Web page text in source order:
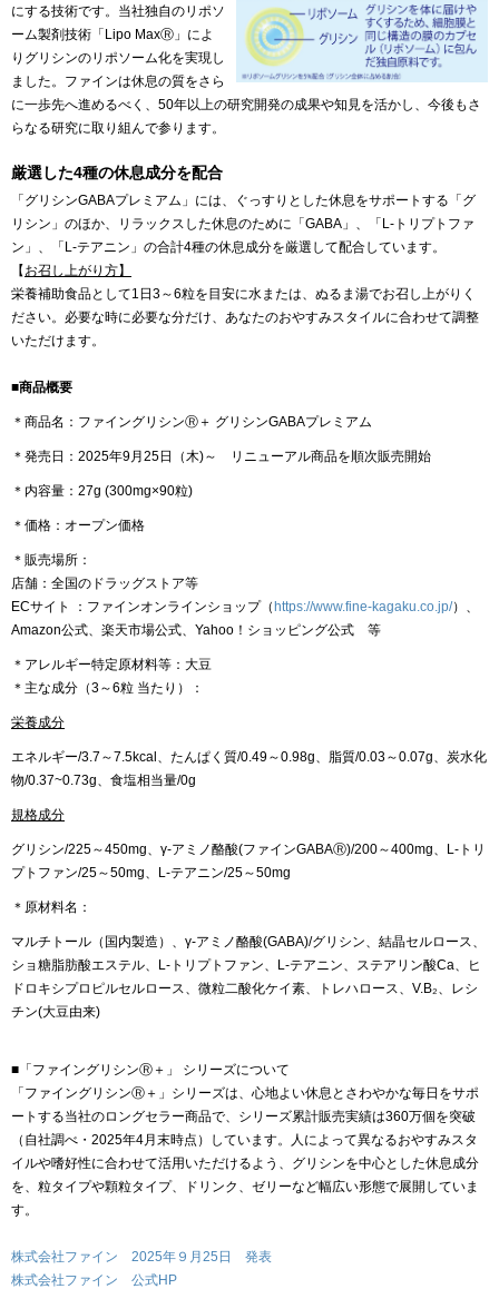
にする技術です。当社独自のリポソ
ーム製剤技術「Lipo MaxⓇ」によ
りグリシンのリポソーム化を実現し
ました。ファインは休息の質をさら
に一歩先へ進めるべく、50年以上の研究開発の成果や知見を活かし、今後もさ
らなる研究に取り組んで参ります。
厳選した4種の休息成分を配合
「グリシンGABAプレミアム」には、ぐっすりとした休息をサポートする「グ
リシン」のほか、リラックスした休息のために「GABA」、「L-トリプトファ
ン」、「L-テアニン」の合計4種の休息成分を厳選して配合しています。
【 お召し上がり方】
栄養補助食品として1日3～6粒を目安に水または、ぬるま湯でお召し上がりく
ださい。必要な時に必要な分だけ、あなたのおやすみスタイルに合わせて調整
いただけます。
■商品概要
＊商品名：ファイングリシンⓇ＋ グリシンGABAプレミアム
＊発売日：2025年9月25日（木)～ リニューアル商品を順次販売開始
＊内容量：27g (300mg×90粒)
＊価格：オープン価格
＊販売場所：
店舗：全国のドラッグストア等
ECサイト ：ファインオンラインショップ（ https://www.fine-kagaku.co.jp/）、
Amazon公式、楽天市場公式、Yahoo！ショッピング公式 等
＊アレルギー特定原材料等：大豆
＊主な成分（3～6粒 当たり）：
栄養成分
エネルギー/3.7～7.5kcal、たんぱく質/0.49～0.98g、脂質/0.03～0.07g、炭水化
物/0.37~0.73g、食塩相当量/0g
規格成分
グリシン/225～450mg、γ-アミノ酪酸(ファインGABAⓇ)/200～400mg、L-トリ
プトファン/25～50mg、L-テアニン/25～50mg
＊原材料名：
マルチトール（国内製造）、γ-アミノ酪酸(GABA)/グリシン、結晶セルロース、
ショ糖脂肪酸エステル、L-トリプトファン、L-テアニン、ステアリン酸Ca、ヒ
ドロキシプロピルセルロース、微粒二酸化ケイ素、トレハロース、V.B₂、レシ
チン(大豆由来)
■「ファイングリシンⓇ＋」 シリーズについて
「ファイングリシンⓇ＋」シリーズは、心地よい休息とさわやかな毎日をサポ
ートする当社のロングセラー商品で、シリーズ累計販売実績は360万個を突破
（自社調べ・2025年4月末時点）しています。人によって異なるおやすみスタ
イルや嗜好性に合わせて活用いただけるよう、グリシンを中心とした休息成分
を、粒タイプや顆粒タイプ、ドリンク、ゼリーなど幅広い形態で展開していま
す。
株式会社ファイン 2025年９月25日 発表
株式会社ファイン 公式HP